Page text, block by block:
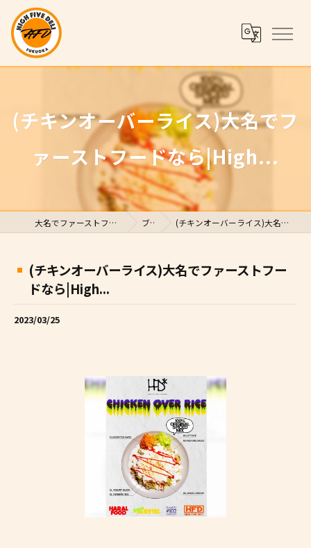
(チキンオーバーライス)大名でフ
ァーストフードなら|High...
大名でファーストフードならHigh Five Deli ブログ (チキンオーバーライス)大名でファーストフードなら|High...
(チキンオーバーライス)大名でファーストフー
ドなら|High...
2023/03/25